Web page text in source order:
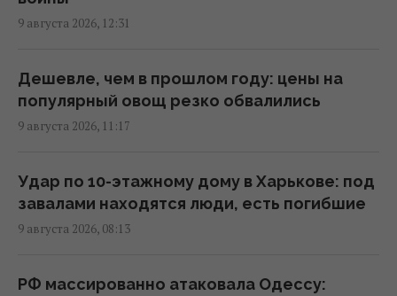
с Молдовой, – ГПСУ
"Мы выстоим, Москва ляжет": Мадяр назва л
5 условий завершения войны
В Геленджике уничтожена позиция С-400,
из которой 8 августа били по Украине, -
9 августа 2026, 12:31
Дешевле, чем в прошлом году: цены на
популярный овощ резко обвалились
9 августа 2026, 11:17
Удар по 10-этажному дому в Харькове: под
завалами находятся люди, есть погибшие
9 августа 2026, 08:13
РФ массированно атаковала Одессу: